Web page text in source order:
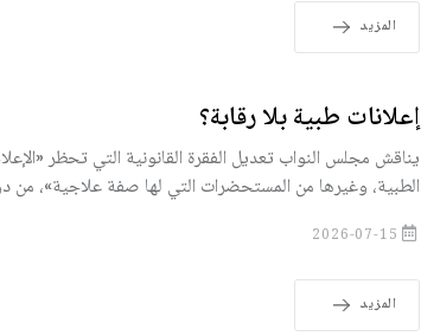
المزيد
إعلانات طبية بلا رقابة؟
يناقش مجلس النواب تعديل الفقرة القانونية التي تحظر
الطبية، وغيرها من المستحضرات التي لها صفة علاجية»، من
2026-07-15
المزيد